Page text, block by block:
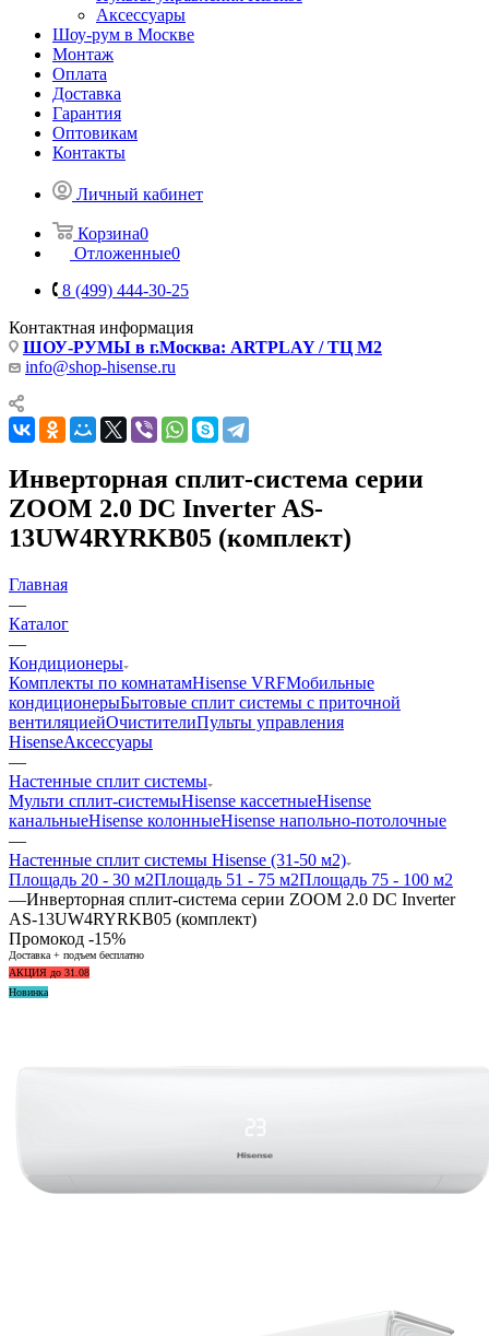
Аксессуары
Шоу-рум в Москве
Монтаж
Оплата
Доставка
Гарантия
Оптовикам
Контакты
Личный кабинет
Корзина0
Отложенные0
8 (499) 444-30-25
Контактная информация
ШОУ-РУМЫ в г.Москва: ARTPLAY / ТЦ М2
info@shop-hisense.ru
Инверторная сплит-система серии
ZOOM 2.0 DC Inverter AS-
13UW4RYRKB05 (комплект)
Главная
—
Каталог
—
Кондиционеры
Комплекты по комнатамHisense VRFМобильные
кондиционерыБытовые сплит системы с приточной
вентиляциейОчистителиПульты управления
HisenseАксессуары
—
Настенные сплит системы
Мульти сплит-системыHisense кассетныеHisense
канальныеHisense колонныеHisense напольно-потолочные
—
Настенные сплит системы Hisense (31-50 м2)
Площадь 20 - 30 м2Площадь 51 - 75 м2Площадь 75 - 100 м2
—Инверторная сплит-система серии ZOOM 2.0 DC Inverter
AS-13UW4RYRKB05 (комплект)
Промокод -15%
Доставка + подъем бесплатно
АКЦИЯ до 31.08
Новинка